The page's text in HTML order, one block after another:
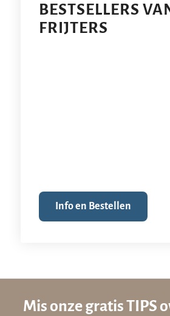
BESTSELLERS
FRIJTERS
Info en Bestellen
Mis onze gratis TIPS